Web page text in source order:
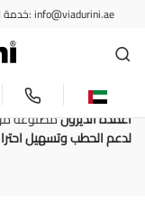
خدمة العملاء هاتف: +390541623760 - البريد الإلكتروني: info@viadurini.ae
الزخارف
مكواة
أعمدة أنديرونمصنوعة
لدعم الحطبوتسهيل